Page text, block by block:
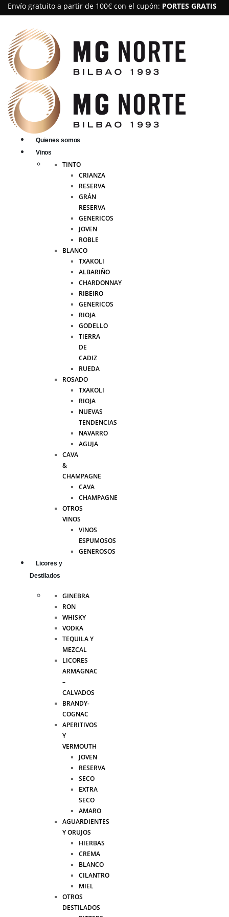
Envío gratuito a partir de 100€ con el cupón: PORTES GRATIS
Quienes somos
Vinos
TINTO
CRIANZA
RESERVA
GRÁN
RESERVA
GENERICOS
JOVEN
ROBLE
BLANCO
TXAKOLI
ALBARIÑO
CHARDONNAY
RIBEIRO
GENERICOS
RIOJA
GODELLO
TIERRA
DE
CADIZ
RUEDA
ROSADO
TXAKOLI
RIOJA
NUEVAS
TENDENCIAS
NAVARRO
AGUJA
CAVA
&
CHAMPAGNE
CAVA
CHAMPAGNE
OTROS
VINOS
VINOS
ESPUMOSOS
GENEROSOS
Licores y
Destilados
GINEBRA
RON
WHISKY
VODKA
TEQUILA Y
MEZCAL
LICORES
ARMAGNAC
–
CALVADOS
BRANDY-
COGNAC
APERITIVOS
Y
VERMOUTH
JOVEN
RESERVA
SECO
EXTRA
SECO
AMARO
AGUARDIENTES
Y ORUJOS
HIERBAS
CREMA
BLANCO
CILANTRO
MIEL
OTROS
DESTILADOS